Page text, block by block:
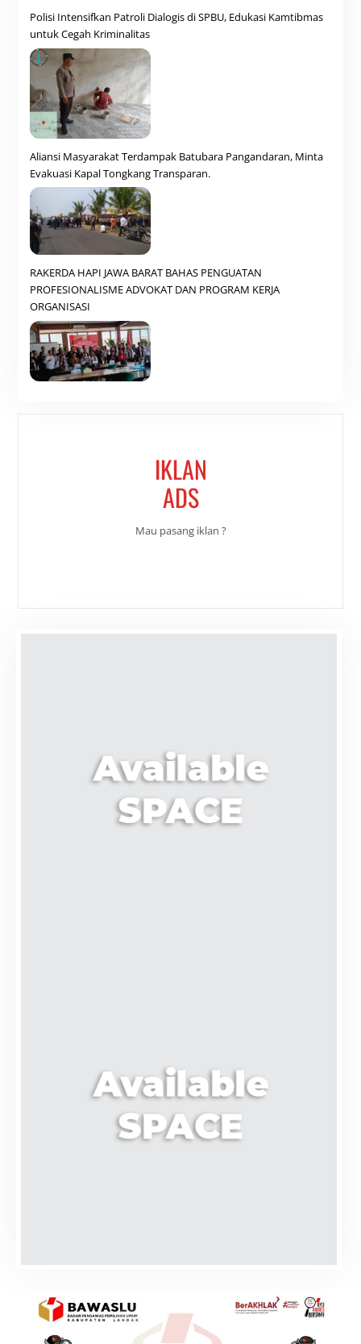
Polisi Intensifkan Patroli Dialogis di SPBU, Edukasi Kamtibmas
untuk Cegah Kriminalitas
Aliansi Masyarakat Terdampak Batubara Pangandaran, Minta
Evakuasi Kapal Tongkang Transparan.
RAKERDA HAPI JAWA BARAT BAHAS PENGUATAN
PROFESIONALISME ADVOKAT DAN PROGRAM KERJA
ORGANISASI
IKLAN
ADS
Mau pasang iklan ?